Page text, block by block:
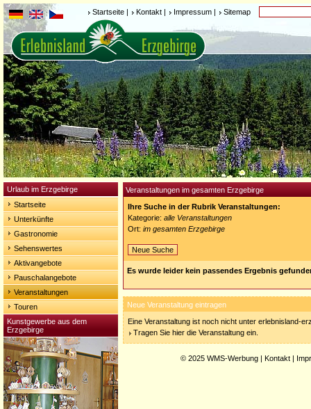
Startseite | Kontakt | Impressum | Sitemap
Urlaub im Erzgebirge
Startseite
Unterkünfte
Gastronomie
Sehenswertes
Aktivangebote
Pauschalangebote
Veranstaltungen
Touren
Kunstgewerbe aus dem
Erzgebirge
Veranstaltungen im gesamten Erzgebirge
Ihre Suche in der Rubrik Veranstaltungen:
Kategorie: alle Veranstaltungen
Ort: im gesamten Erzgebirge
Neue Suche
Es wurde leider kein passendes Ergebnis
Neue Veranstaltung eintragen
Eine Veranstaltung ist noch nicht unter erlebnisland-
Tragen Sie hier die Veranstaltung ein.
© 2025 WMS-Werbung | Kontakt |